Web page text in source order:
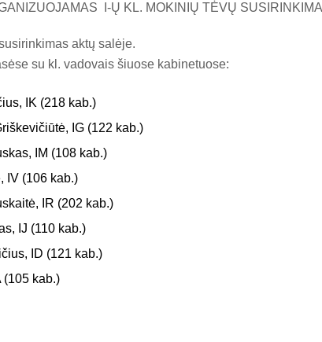
I-Ų KL. MOKINIŲ TĖVŲ
aktų salėje.
su kl. vadovais šiuose kabinetuose:
IK (218 kab.)
IG (122 kab.)
IM (108 kab.)
IV (106 kab.)
IR (202 kab.)
IJ (110 kab.)
ID (121 kab.)
(105 kab.)